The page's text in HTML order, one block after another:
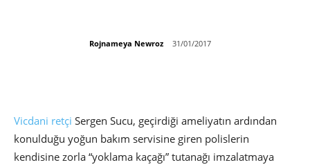
Rojnameya Newroz 31/01/2017
Vicdani retçi Sergen Sucu, geçirdiği ameliyatın ardından
konulduğu yoğun bakım servisine giren polislerin
kendisine zorla “yoklama kaçağı” tutanağı imzalatmaya